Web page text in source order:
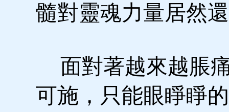
髓對靈魂力量居然
面對著越來越脹
可施，只能眼睜睜